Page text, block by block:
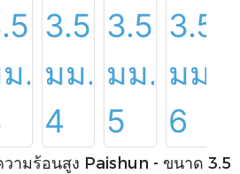
ามร้อนสูง Paishun - ขนาด 3.5